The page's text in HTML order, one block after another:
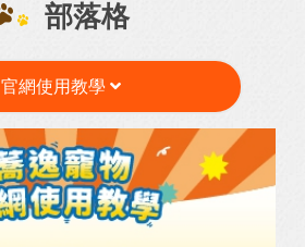
部落格
官網使用教學